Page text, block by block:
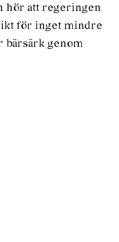
hör att regeringen
för inget mindre
bärsärk genom